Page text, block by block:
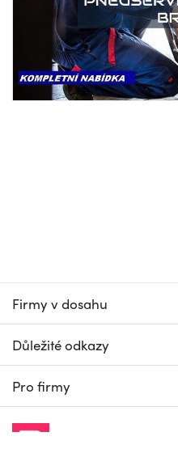
Firmy v dosahu
Důležité odkazy
Pro firmy